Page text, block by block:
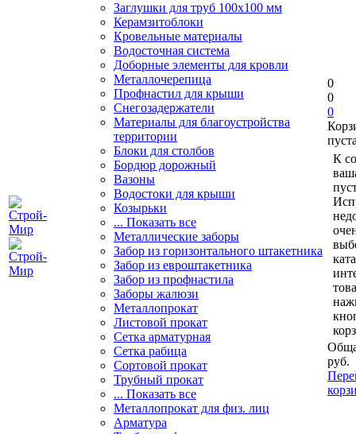
Заглушки для труб 100х100 мм
Керамзитоблоки
Кровельные материалы
Водосточная система
Доборные элементы для кровли
Металлочерепица
Профнастил для крыши
Снегозадержатели
Материалы для благоустройства
территории
Блоки для столбов
Бордюр дорожный
Вазоны
Водостоки для крыши
Козырьки
... Показать все
Металлические заборы
Забор из горизонтального штакетника
Забор из евроштакетника
Забор из профнастила
Заборы жалюзи
Металлопрокат
Листовой прокат
Сетка арматурная
Сетка рабица
Сортовой прокат
Трубный прокат
... Показать все
Металлопрокат для физ. лиц
Арматура
0
0
0
К
руб.